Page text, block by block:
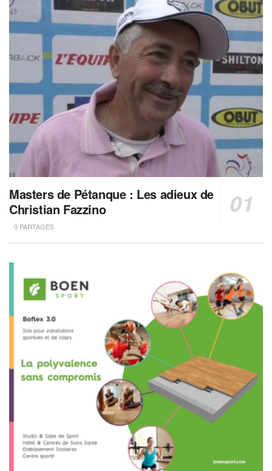
Masters de Pétanque : Les adieux de
Christian Fazzino
0 PARTAGES